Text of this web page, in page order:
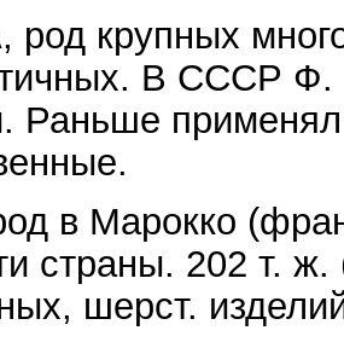
крупных
В СССР Ф.
Раньше
в Марокко
страны. 202 т.
шерст.